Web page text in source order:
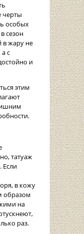
черты
особых
сезон
в жару не
с
и
этим
татуаж
Если
в кожу
образом
на
раз.